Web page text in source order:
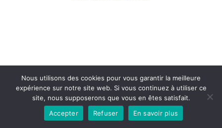
Nous utilisons des cookies pour vous garantir la meilleure
expérience sur notre site web. Si vous continuez à utiliser ce
site, nous supposerons que vous en êtes satisfait.
Accepter
Refuser En savoir plus